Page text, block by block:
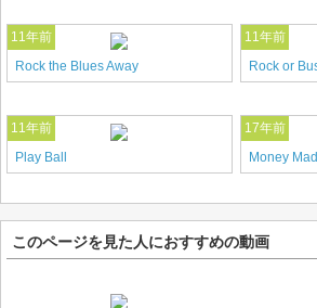
11年前
Rock the Blues Away
11年前
Rock or
11年前
Play Ball
17年前
Money
このページを見た人におすすめの動画